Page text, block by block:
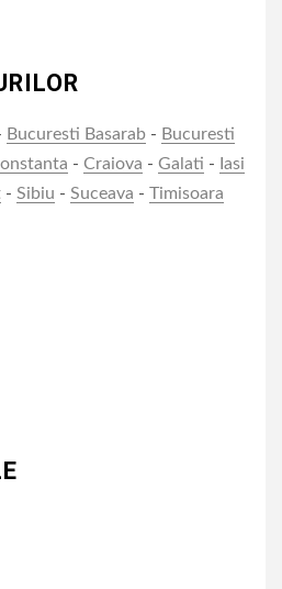
Bucuresti Basarab - Bucuresti
- Craiova - Galati - Iasi
- Sibiu - Suceava - Timisoara